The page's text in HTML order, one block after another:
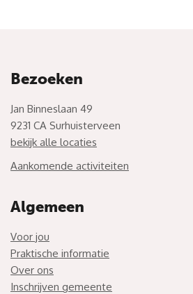
Bezoeken
Jan Binneslaan 49
9231 CA Surhuisterveen
bekijk alle locaties
Aankomende activiteiten
Algemeen
Voor jou
Praktische informatie
Over ons
Inschrijven gemeente